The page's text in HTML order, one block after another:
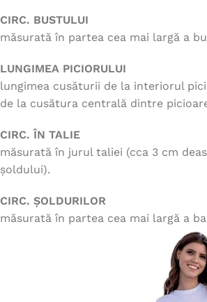
CIRC. BUSTULUI
măsurată în partea cea mai largă a
LUNGIMEA PICIORULUI
lungimea cusăturii de la interiorul
de la cusătura centrală dintre
CIRC. ÎN TALIE
măsurată în jurul taliei (cca 3 cm
șoldului).
CIRC. ȘOLDURILOR
măsurată în partea cea mai largă a